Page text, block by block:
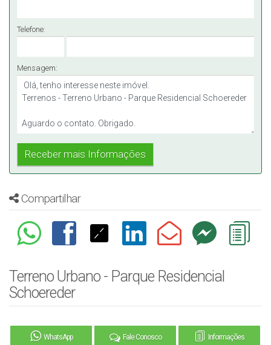
Telefone:
Mensagem:
Compartilhar
Terreno Urbano - Parque Residencial
Schoereder
WhatsApp Fale Conosco Informações